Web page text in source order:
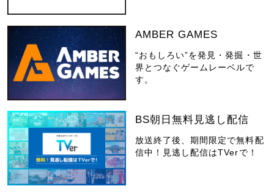
AMBER GAMES
“おもしろい”を発見・発掘・世
界とつなぐゲームレーベルで
す。
BS朝日無料見逃し配信
放送終了後、期間限定で無料配
信中！見逃し配信はTVerで！